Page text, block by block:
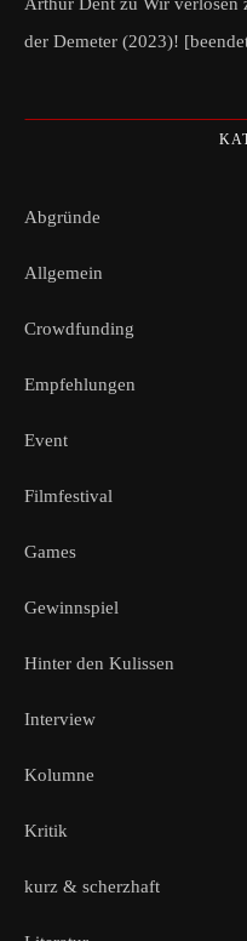
der Demeter (2023)!
Abgründe
Allgemein
Crowdfunding
Empfehlungen
Event
Filmfestival
Games
Gewinnspiel
Hinter den Kulissen
Interview
Kolumne
Kritik
kurz & scherzhaft